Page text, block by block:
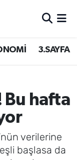
3.SAYFA
Bu hafta
verilerine
başlasa da